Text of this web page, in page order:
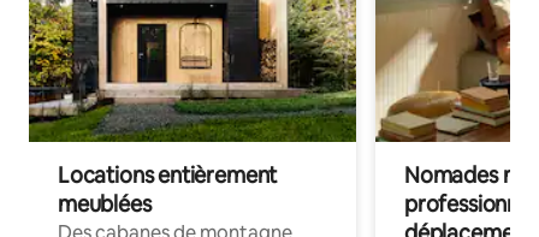
Locations entièrement
meublées
Nomades